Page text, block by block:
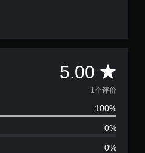
5.00 平
均
评
价
1个评价
100%
0%
0%